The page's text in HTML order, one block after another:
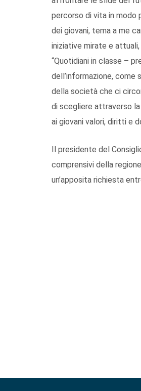
percorso di vita in modo
dei giovani, tema a me
iniziative mirate e
“Quotidiani in classe –
dell’informazione, come
della società che ci
di scegliere attraverso la
ai giovani valori, diritti e
Il presidente del
comprensivi della
un’apposita richiesta